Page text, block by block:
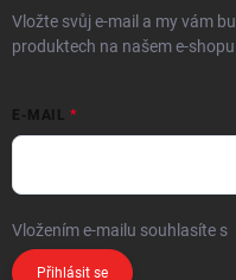
Vložte svůj e-mail a my vám
produktech na našem e-shopu.
E-MAIL
Vložením e-mailu souhlasíte s
Přihlásit se